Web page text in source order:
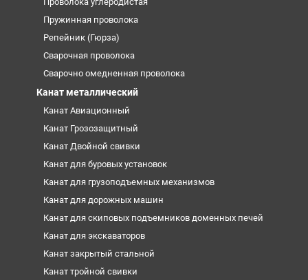
Пружинная проволока
Репейник (Гюрза)
Сварочная проволока
Сварочно омедненная проволока
Канат металлический
Канат Авиационный
Канат Грозозащитный
Канат Двойной свивки
Канат для буровых установок
Канат для грузоподъемных механизмов
Канат для дорожных машин
Канат для скиповых подъемников доменных печей
Канат для экскаваторов
Канат закрытый стальной
Канат тройной свивки